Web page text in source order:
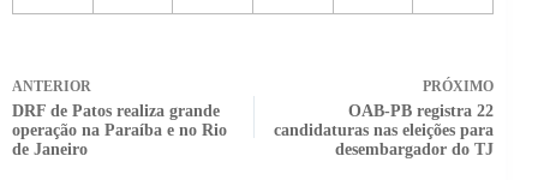
ANTERIOR
DRF de Patos realiza grande
operação na Paraíba e no Rio
de Janeiro
PRÓXIMO
OAB-PB registra 22
candidaturas nas eleições para
desembargador do TJ